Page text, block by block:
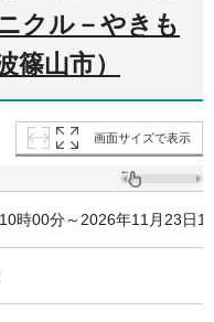
クル－やきも
篠山市）
画面サイズで表示
時00分～2026年11月23日